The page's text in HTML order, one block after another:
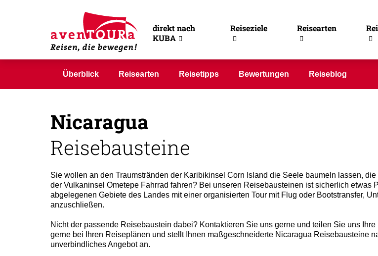
direkt nach
KUBA
Reiseziele Reisearten
Überblick Reisearten Reisetipps Bewertungen Reiseblog
Nicaragua
Reisebausteine
Sie wollen an den Traumstränden der Karibikinsel Corn Island die Seele baumeln lassen,
der Vulkaninsel Ometepe Fahrrad fahren? Bei unseren Reisebausteinen ist sicherlich etwas
abgelegenen Gebiete des Landes mit einer organisierten Tour mit Flug oder Bootstransfer,
anzuschließen.
Nicht der passende Reisebaustein dabei? Kontaktieren Sie uns gerne und teilen Sie uns
gerne bei Ihren Reiseplänen und stellt Ihnen maßgeschneiderte Nicaragua Reisebausteine
unverbindliches Angebot an.